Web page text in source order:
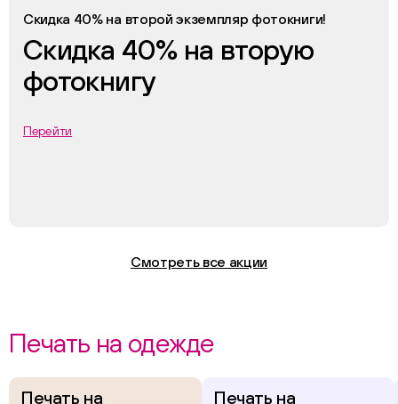
Скидка 40% на второй экземпляр фотокниги!
Скидка 40% на вторую
фотокнигу
Перейти
Смотреть все акции
Печать на одежде
Печать на Печать на